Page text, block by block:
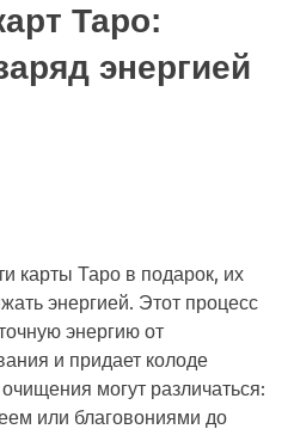
Таро:
энергией
карты Таро в подарок, их
энергией. Этот процесс
энергию от
и придает колоде
могут различаться:
или благовониями до